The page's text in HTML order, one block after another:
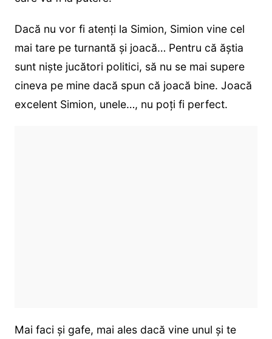
Dacă nu vor fi atenți la Simion, Simion vine cel
mai tare pe turnantă și joacă… Pentru că ăștia
sunt niște jucători politici, să nu se mai supere
cineva pe mine dacă spun că joacă bine. Joacă
excelent Simion, unele…, nu poți fi perfect.
Mai faci și gafe, mai ales dacă vine unul și te